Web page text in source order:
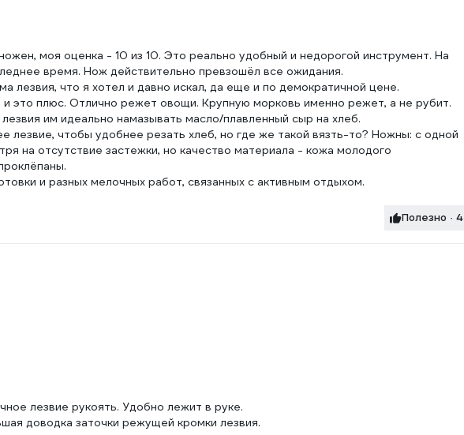
моя оценка - 10 из 10. Это реально удобный и недорогой инструмент. На
время. Нож действительно превзошёл все ожидания.
лезвия, что я хотел и давно искал, да еще и по демократичной цене.
это плюс. Отлично режет овощи. Крупную морковь именно режет, а не рубит.
им идеально намазывать масло/плавленный сыр на хлеб.
лезвие, чтобы удобнее резать хлеб, но где же такой вязть-то? Ножны: с одной
на отсутствие застежки, но качество материала - кожа молодого
и разных мелочных работ, связанных с активным отдыхом.
Полезно · 4
лезвие рукоять. Удобно лежит в руке.
доводка заточки режущей кромки лезвия.